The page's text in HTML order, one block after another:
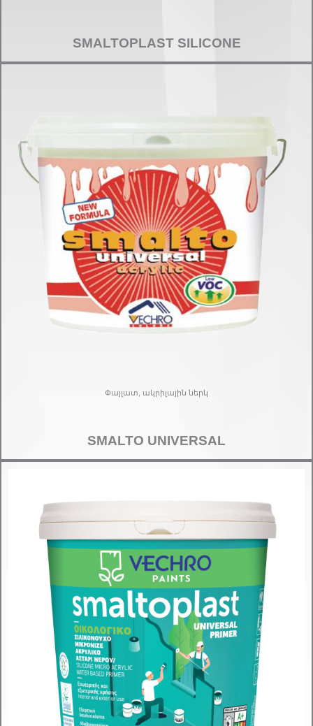
SMALTOPLAST SILICONE
Փայլատ, ակրիլային ներկ
SMALTO UNIVERSAL